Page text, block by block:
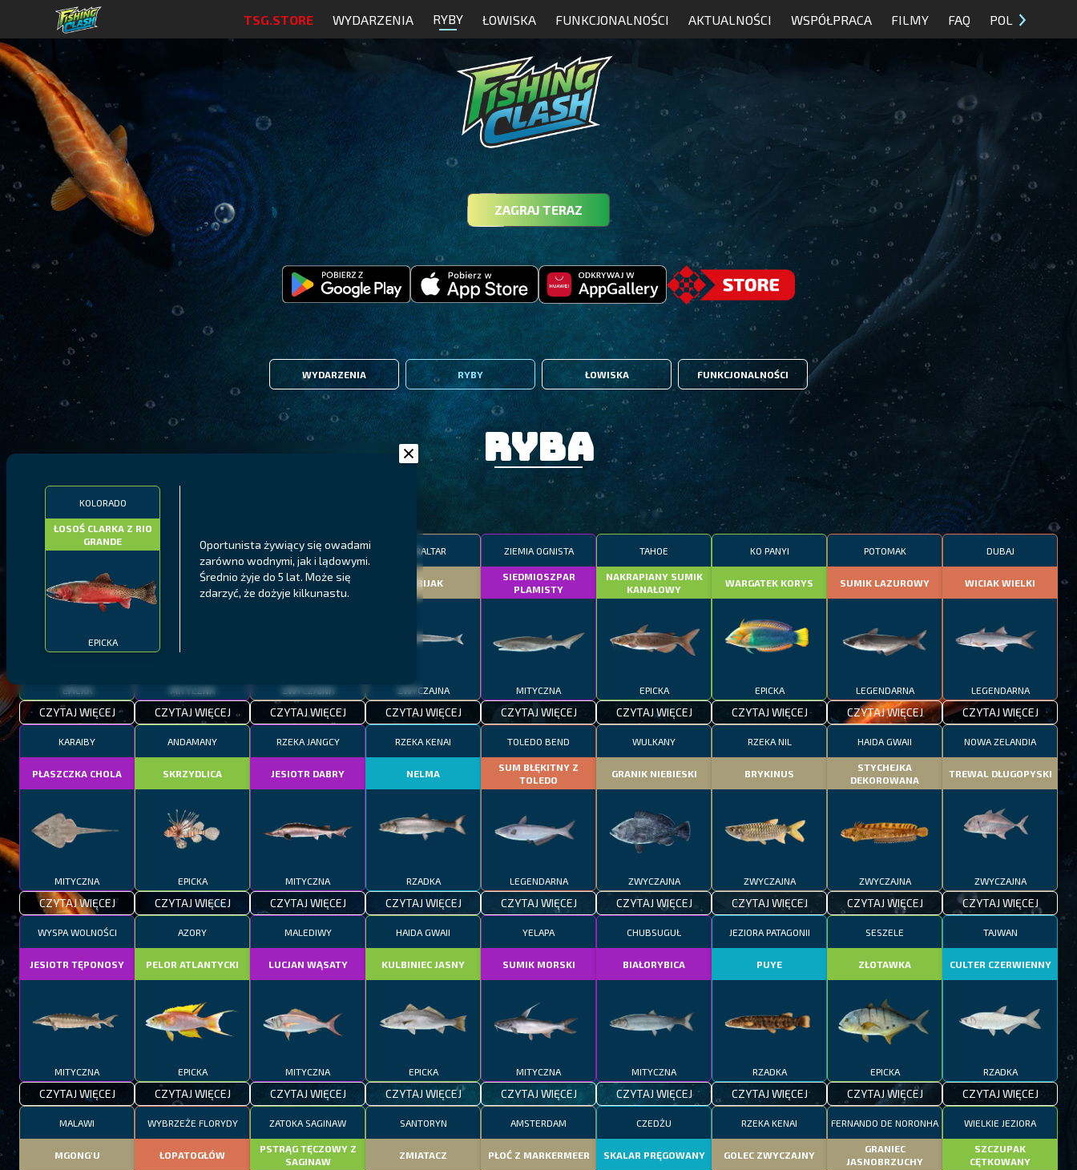
TSG.STORE WYDARZENIA RYBY ŁOWISKA FUNKCJONALNOŚCI AKTUALNOŚCI WSPÓŁPRACA FILMY FAQ POL
ZAGRAJ TERAZ
WYDARZENIA RYBY ŁOWISKA FUNKCJONALNOŚCI
KOLORADO
ŁOSOŚ CLARKA Z RIO
GRANDE
EPICKA
Oportunista żywiący się owadami
zarówno wodnymi, jak i lądowymi.
Średnio żyje do 5 lat. Może się
zdarzyć, że dożyje kilkunastu.
Ryba
MALAWI
PYSZCZAK ZACHODNI
EPICKA
CZYTAJ WIĘCEJ
PÓŁNOCNE FIORDY
LING
MITYCZNA
CZYTAJ WIĘCEJ
WYSPY GALAPAGOS
BODIAN
MEKSYKAŃSKI
ZWYCZAJNA
CZYTAJ WIĘCEJ
GIBRALTAR
DOBIJAK
ZWYCZAJNA
CZYTAJ WIĘCEJ
ZIEMIA OGNISTA
SIEDMIOSZPAR
PLAMISTY
MITYCZNA
CZYTAJ WIĘCEJ
TAHOE
NAKRAPIANY SUMIK
KANAŁOWY
EPICKA
CZYTAJ WIĘCEJ
KO PANYI
WARGATEK KORYS
EPICKA
CZYTAJ WIĘCEJ
POTOMAK
SUMIK LAZUROWY
LEGENDARNA
CZYTAJ WIĘCEJ
DUBAJ
WICIAK WIELKI
LEGENDARNA
CZYTAJ WIĘCEJ
KARAIBY
PŁASZCZKA CHOLA
MITYCZNA
CZYTAJ WIĘCEJ
ANDAMANY
SKRZYDLICA
EPICKA
CZYTAJ WIĘCEJ
RZEKA JANGCY
JESIOTR DABRY
MITYCZNA
CZYTAJ WIĘCEJ
RZEKA KENAI
NELMA
RZADKA
CZYTAJ WIĘCEJ
TOLEDO BEND
SUM BŁĘKITNY Z
TOLEDO
LEGENDARNA
CZYTAJ WIĘCEJ
WULKANY
GRANIK NIEBIESKI
ZWYCZAJNA
CZYTAJ WIĘCEJ
RZEKA NIL
BRYKINUS
ZWYCZAJNA
CZYTAJ WIĘCEJ
HAIDA GWAII
STYCHEJKA
DEKOROWANA
ZWYCZAJNA
CZYTAJ WIĘCEJ
NOWA ZELANDIA
TREWAL DŁUGOPYSKI
ZWYCZAJNA
CZYTAJ WIĘCEJ
WYSPA WOLNOŚCI
JESIOTR TĘPONOSY
MITYCZNA
CZYTAJ WIĘCEJ
AZORY
PELOR ATLANTYCKI
EPICKA
CZYTAJ WIĘCEJ
MALEDIWY
LUCJAN WĄSATY
MITYCZNA
CZYTAJ WIĘCEJ
HAIDA GWAII
KULBINIEC JASNY
EPICKA
CZYTAJ WIĘCEJ
YELAPA
SUMIK MORSKI
MITYCZNA
CZYTAJ WIĘCEJ
CHUBSUGUŁ
BIAŁORYBICA
MITYCZNA
CZYTAJ WIĘCEJ
JEZIORA PATAGONII
PUYE
RZADKA
CZYTAJ WIĘCEJ
SESZELE
ZŁOTAWKA
EPICKA
CZYTAJ WIĘCEJ
TAJWAN
CULTER CZERWIENNY
RZADKA
CZYTAJ WIĘCEJ
MALAWI
MGONG'U
WYBRZEŻE FLORYDY
ŁOPATOGŁÓW
ZATOKA SAGINAW
PSTRĄG TĘCZOWY Z
SAGINAW
SANTORYN
ZMIATACZ
AMSTERDAM
PŁOĆ Z MARKERMEER
CZEDŻU
SKALAR PRĘGOWANY
RZEKA KENAI
GOLEC ZWYCZAJNY
FERNANDO DE NORONHA
GRANIEC
JASNOBRZUCHY
WIELKIE JEZIORA
SZCZUPAK
CĘTKOWANY